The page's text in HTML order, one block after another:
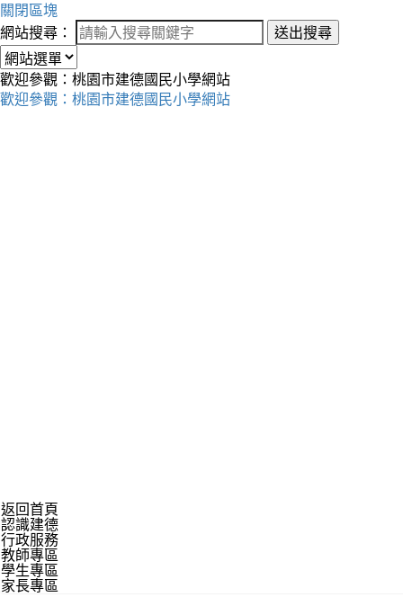
關閉區塊
網站搜尋：
送出搜尋
歡迎參觀：桃園市建德國民小學網站
歡迎參觀：桃園市建德國民小學網站
返回首頁
認識建德
行政服務
教師專區
學生專區
家長專區